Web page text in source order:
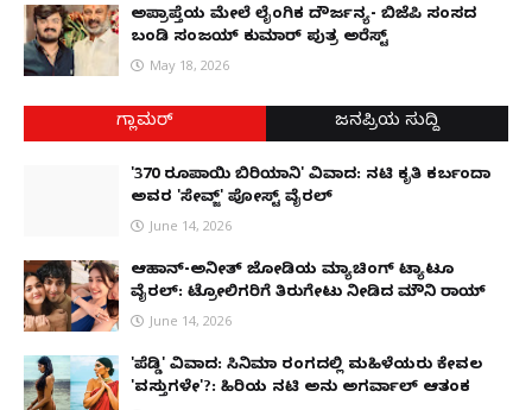
ಅಪ್ರಾಪ್ತೆಯ ಮೇಲೆ ಲೈಂಗಿಕ ದೌರ್ಜನ್ಯ- ಬಿಜೆಪಿ ಸಂಸದ
ಬಂಡಿ ಸಂಜಯ್ ಕುಮಾರ್ ಪುತ್ರ ಅರೆಸ್ಟ್
May 18, 2026
ಗ್ಲಾಮರ್ ಜನಪ್ರಿಯ ಸುದ್ದಿ
'370 ರೂಪಾಯಿ ಬಿರಿಯಾನಿ' ವಿವಾದ: ನಟಿ ಕೃತಿ ಕರ್ಬಂದಾ
ಅವರ 'ಸೇವ್ಜ್' ಪೋಸ್ಟ್ ವೈರಲ್
June 14, 2026
ಆಹಾನ್-ಅನೀತ್ ಜೋಡಿಯ ಮ್ಯಾಚಿಂಗ್ ಟ್ಯಾಟೂ
ವೈರಲ್: ಟ್ರೋಲಿಗರಿಗೆ ತಿರುಗೇಟು ನೀಡಿದ ಮೌನಿ ರಾಯ್
June 14, 2026
'ಪೆಡ್ಡಿ' ವಿವಾದ: ಸಿನಿಮಾ ರಂಗದಲ್ಲಿ ಮಹಿಳೆಯರು ಕೇವಲ
'ವಸ್ತುಗಳೇ'?: ಹಿರಿಯ ನಟಿ ಅನು ಅಗರ್ವಾಲ್ ಆತಂಕ